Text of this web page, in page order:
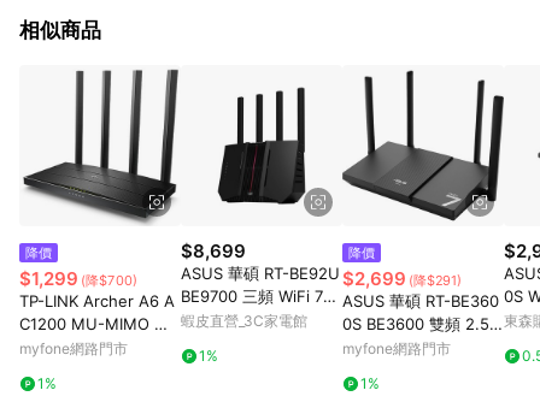
的購回饋活動享Yahoo超贈點回饋者 - 購物中心商店之商品：商
3. 訂單回饋金額將扣除運費/購物金/超贈點/福利金/紅利折抵/折
價券等虛擬貨幣折抵 4. 大宗採購或批發轉賣不具回饋資格： 如
有相關事證認定您為大宗採購、批發轉賣而非最終消費使用者，
相關認定以Yahoo購物中心之認定為準
相似商品
降價
$1,299 (降$700)
TP-LINK Archer A6 A
C1200 MU-MIMO 雙
頻 Gigabit 無線路由器
myfone網路門市
1%
$8,699
ASUS 華碩 RT-BE92U
BE9700 三頻 WiFi 7
路由器/分享器 廠商直
蝦皮直營_3C家電館
1%
降價
$2,699 (降$291)
ASUS 華碩 RT-BE360
0S BE3600 雙頻 2.5G
b Wi-Fi 7 無線路由器
myfone網路門市
1%
東森